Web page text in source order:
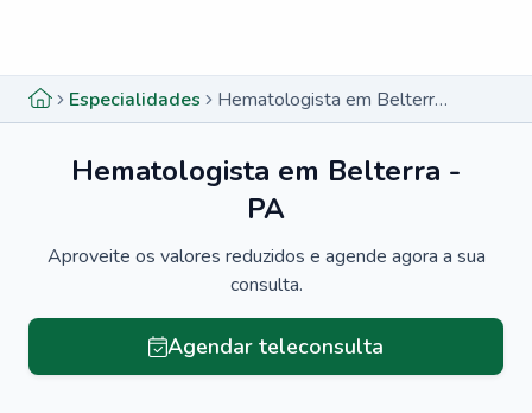
Especialidades Hematologista em Belterra - PA
Hematologista em Belterra -
PA
Aproveite os valores reduzidos e agende agora a sua
consulta.
Agendar teleconsulta